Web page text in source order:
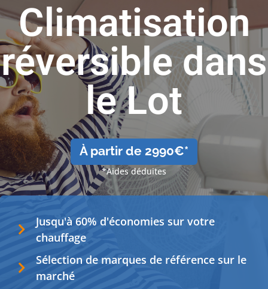
Climatisation
réversible dans
le Lot
À partir de 2990€*
*Aides déduites
Jusqu'à 60% d'économies sur votre
chauffage
Sélection de marques de référence sur le
marché